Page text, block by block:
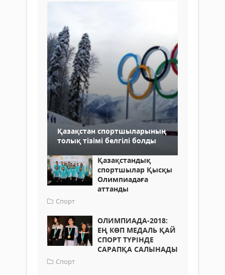
Қазақстан спортшыларының
толық тізімі белгілі болды
Қазақстандық
спортшылар Қысқы
Олимпиадаға
аттанды
Спорт
ОЛИМПИАДА-2018:
ЕҢ КӨП МЕДАЛЬ ҚАЙ
СПОРТ ТҮРІНДЕ
САРАПҚА САЛЫНАДЫ
Спорт